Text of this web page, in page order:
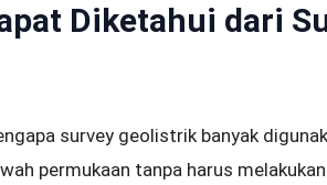
Diketahui dari
survey geolistrik banyak
permukaan tanpa harus